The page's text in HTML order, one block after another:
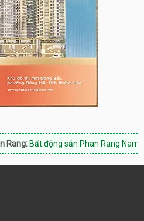
động sản Phan Rang Nam Khánh